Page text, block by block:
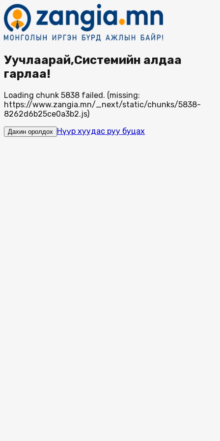
Уучлаарай,Системийн алдаа
гарлаа!
Loading chunk 5838 failed. (missing:
https://www.zangia.mn/_next/static/chunks/5838-
8262d6b25ce0a3b2.js)
Дахин оролдох Нүүр хуудас руу буцах